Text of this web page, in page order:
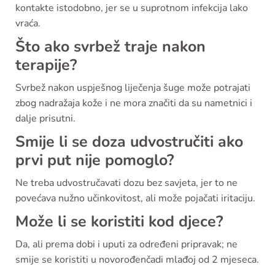
kontakte istodobno, jer se u suprotnom infekcija lako
vraća.
Što ako svrbež traje nakon
terapije?
Svrbež nakon uspješnog liječenja šuge može potrajati
zbog nadražaja kože i ne mora značiti da su nametnici i
dalje prisutni.
Smije li se doza udvostručiti ako
prvi put nije pomoglo?
Ne treba udvostručavati dozu bez savjeta, jer to ne
povećava nužno učinkovitost, ali može pojačati iritaciju.
Može li se koristiti kod djece?
Da, ali prema dobi i uputi za određeni pripravak; ne
smije se koristiti u novorođenčadi mlađoj od 2 mjeseca.